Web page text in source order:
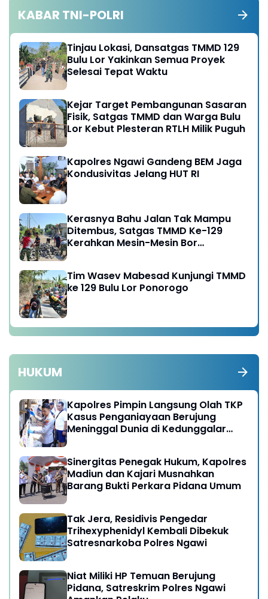
KABAR TNI-POLRI
Tinjau Lokasi, Dansatgas TMMD 129
Bulu Lor Yakinkan Semua Proyek
Selesai Tepat Waktu
Kejar Target Pembangunan Sasaran
Fisik, Satgas TMMD dan Warga Bulu
Lor Kebut Plesteran RTLH Milik Puguh
Kapolres Ngawi Gandeng BEM Jaga
Kondusivitas Jelang HUT RI
Kerasnya Bahu Jalan Tak Mampu
Ditembus, Satgas TMMD Ke-129
Kerahkan Mesin-Mesin Bor
Tim Wasev Mabesad Kunjungi TMMD
ke 129 Bulu Lor Ponorogo
HUKUM
Kapolres Pimpin Langsung Olah TKP
Kasus Penganiayaan Berujung
Meninggal Dunia di Kedunggalar
Sinergitas Penegak Hukum, Kapolres
Madiun dan Kajari Musnahkan
Barang Bukti Perkara Pidana Umum
Tak Jera, Residivis Pengedar
Trihexyphenidyl Kembali Dibekuk
Satresnarkoba Polres Ngawi
Niat Miliki HP Temuan Berujung
Pidana, Satreskrim Polres Ngawi